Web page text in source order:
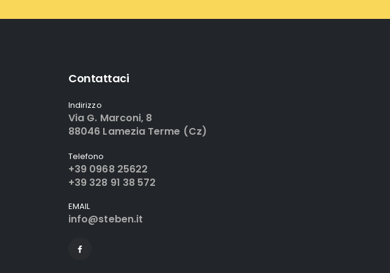
Contattaci
Indirizzo
Via G. Marconi, 8
88046 Lamezia Terme (Cz)
Telefono
+39 0968 25622
+39 328 91 38 572
EMAIL
info@steben.it